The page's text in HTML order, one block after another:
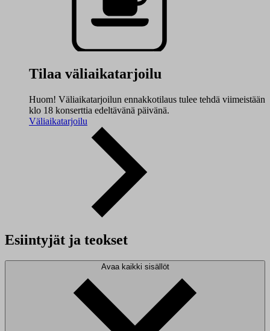
Tilaa väliaikatarjoilu
Huom! Väliaikatarjoilun ennakkotilaus tulee tehdä viimeistään
klo 18 konserttia edeltävänä päivänä.
Väliaikatarjoilu
Esiintyjät ja teokset
Avaa kaikki sisällöt